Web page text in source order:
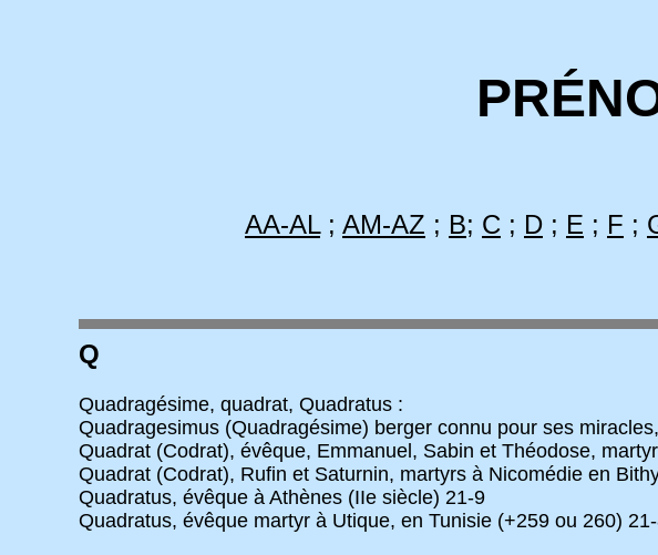
AA-AL; AM-AZ ; B; C ; D ; E ; F ;
Q
Quadragésime, quadrat, Quadratus :
Quadragesimus (Quadragésime) berger connu pour ses
Quadrat (Codrat), évêque, Emmanuel, Sabin et Théodose,
Quadrat (Codrat), Rufin et Saturnin, martyrs à Nicomédie en
Quadratus, évêque à Athènes (IIe siècle) 21-9
Quadratus, évêque martyr à Utique, en Tunisie (+259 ou 260)